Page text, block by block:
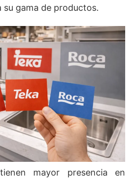
gama de productos.
mayor presencia en